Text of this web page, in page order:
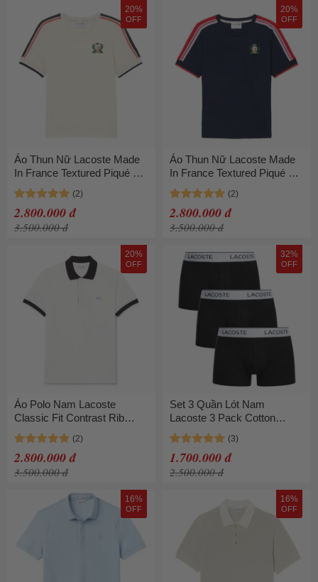
20%
OFF
Áo Thun Nữ Lacoste Made
In France Textured Piqué T-
Shirt TF9630-XFJ Màu Be
Size 34
2.800.000 đ
3.500.000 đ
20%
OFF
Áo Thun Nữ Lacoste Made
In France Textured Piqué T-
Shirt TF9630-166 Màu Xanh
Navy Size 34
2.800.000 đ
3.500.000 đ
20%
OFF
Áo Polo Nam Lacoste
Classic Fit Contrast Rib
PH2017 - 1I9 Màu Trắng
Đen Size 4
2.800.000 đ
3.500.000 đ
32%
OFF
Set 3 Quần Lót Nam
Lacoste 3 Pack Cotton
Stretch Trunks 5H9002-00
031 Màu Đen Size L
1.700.000 đ
2.500.000 đ
16%
OFF
16%
OFF